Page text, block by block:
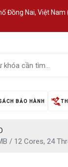
Đồng Nai, Việt Nam
BẢO HÀNH
/ 12 Cores, 24